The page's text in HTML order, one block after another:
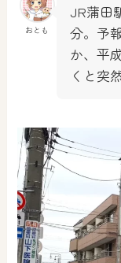
おとも
JR蒲田
分。予
か、平
くと突